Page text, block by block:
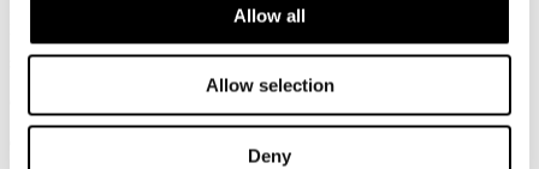
Allow all
Allow selection
Deny
Il Presidente, il Consiglio, il Direttore con tutto il personale di
UCINA Confindustria Nautica si uniscono al dolore dei famigliari e
salutano con grande affetto il caro Luigi.